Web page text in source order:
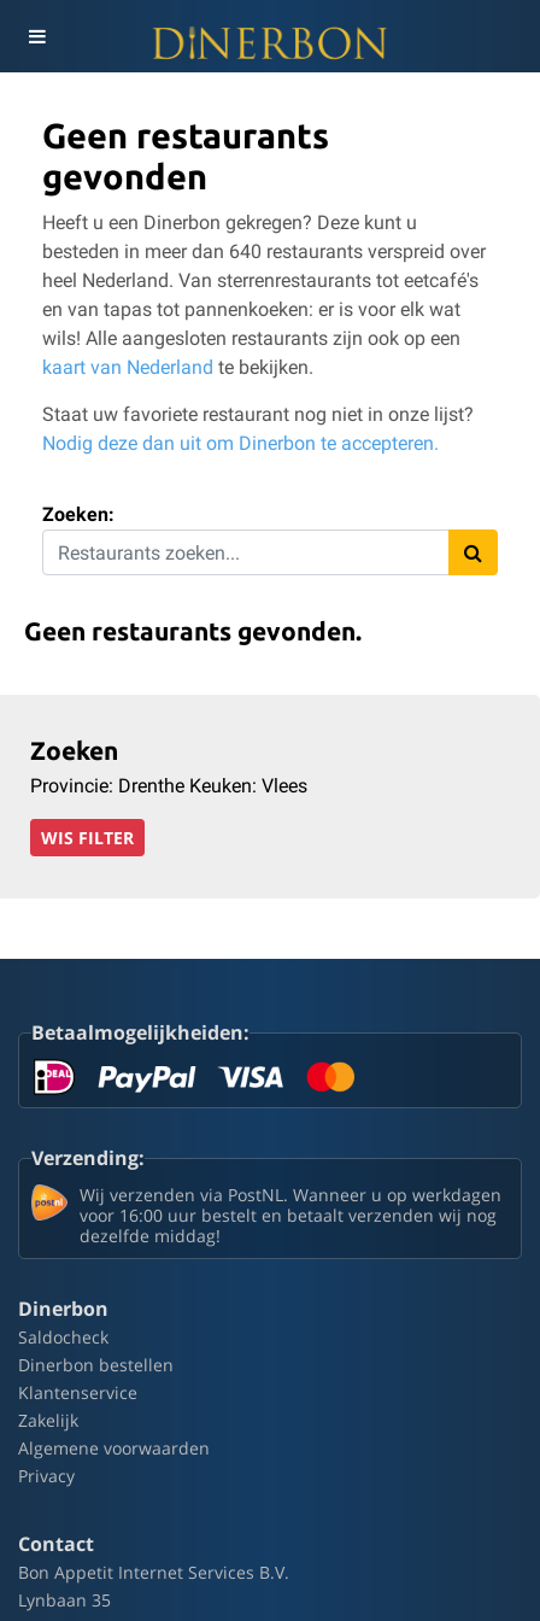
Geen restaurants
gevonden
Heeft u een Dinerbon gekregen? Deze kunt u
besteden in meer dan 640 restaurants verspreid over
heel Nederland. Van sterrenrestaurants tot eetcafé's
en van tapas tot pannenkoeken: er is voor elk wat
wils! Alle aangesloten restaurants zijn ook op een
kaart van Nederland te bekijken.
Staat uw favoriete restaurant nog niet in onze lijst?
Nodig deze dan uit om Dinerbon te accepteren.
Zoeken:
Geen restaurants gevonden.
Zoeken
Provincie: Drenthe Keuken: Vlees
WIS FILTER
Betaalmogelijkheiden:
Verzending:
Wij verzenden via PostNL. Wanneer u op werkdagen
voor 16:00 uur bestelt en betaalt verzenden wij nog
dezelfde middag!
Dinerbon
Saldocheck
Dinerbon bestellen
Klantenservice
Zakelijk
Algemene voorwaarden
Privacy
Contact
Bon Appetit Internet Services B.V.
Lynbaan 35